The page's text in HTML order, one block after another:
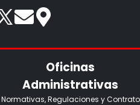
Oficinas
Administrativas
Normativas, Regulaciones y Contrato